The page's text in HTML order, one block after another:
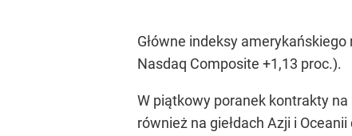
Główne indeksy
Nasdaq Composite +1,13 proc.).
W piątkowy poranek kontrakty
również na giełdach Azji i